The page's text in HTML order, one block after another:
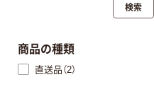
検索
商品の種類
直送品（2）